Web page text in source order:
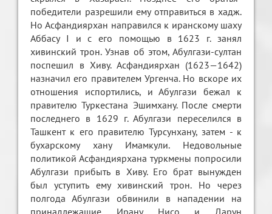
победители разрешили ему отправиться в хадж.
Но Асфандиярхан направился к иранскому шаху
Аббасу I и с его помощью в 1623 г. занял
хивинский трон. Узнав об этом, Абулгази-султан
поспешил в Хиву. Асфандиярхан (1623—1642)
назначил его правителем Ургенча. Но вскоре их
отношения испортились, и Абулгази бежал к
правителю Туркестана Эшимхану. После смерти
последнего в 1629 г. Абулгази переселился в
Ташкент к его правителю Турсунхану, затем - к
бухарскому хану Имамкули. Недовольные
политикой Асфандиярхана туркмены попросили
Абулгази прибыть в Хиву. Его брат вынужден
был уступить ему хивинский трон. Но через
полгода Абулгази обвинили в нападении на